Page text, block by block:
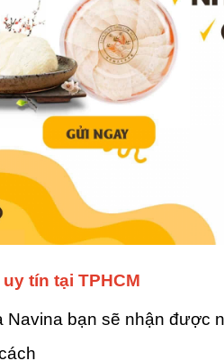
tín tại TPHCM
bạn sẽ nhận được